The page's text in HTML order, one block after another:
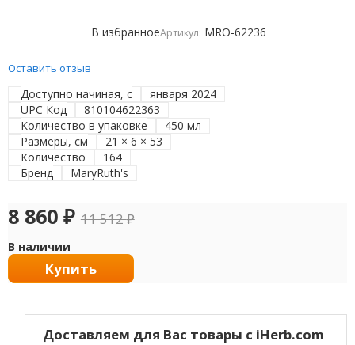
Оставить отзыв
В избранноеАртикул: MRO-62236
Доступно начиная, с
января 2024
UPC Код
810104622363
Количество в упаковке
450 мл
Размеры, см
21 × 6 × 53
Количество
164
Бренд
MaryRuth's
8 860 ₽ 11 512₽
В наличии
Купить
Доставляем для Вас товары с iHerb.com